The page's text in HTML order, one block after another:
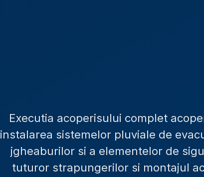
Executia acoperisului complet
instalarea sistemelor pluviale de
jgheaburilor si a elementelor de
tuturor strapungerilor si montajul